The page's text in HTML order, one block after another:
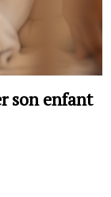
son enfant